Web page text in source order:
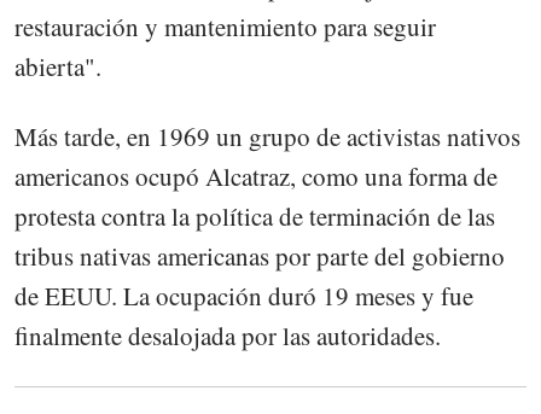
restauración y mantenimiento para seguir
abierta".
Más tarde, en 1969 un grupo de activistas nativos
americanos ocupó Alcatraz, como una forma de
protesta contra la política de terminación de las
tribus nativas americanas por parte del gobierno
de EEUU. La ocupación duró 19 meses y fue
finalmente desalojada por las autoridades.